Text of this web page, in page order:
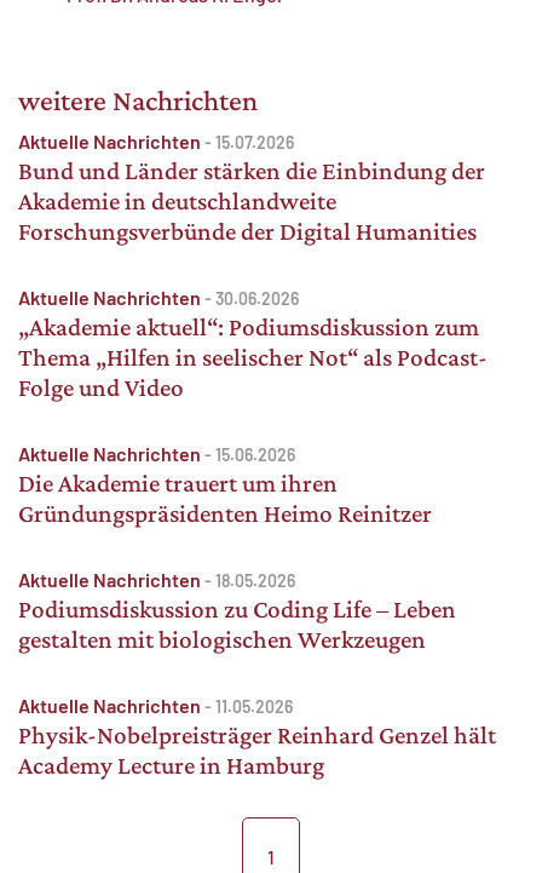
weitere Nachrichten
Aktuelle Nachrichten - 15.07.2026
Bund und Länder stärken die Einbindung der
Akademie in deutschlandweite
Forschungsverbünde der Digital Humanities
Aktuelle Nachrichten - 30.06.2026
„Akademie aktuell“: Podiumsdiskussion zum
Thema „Hilfen in seelischer Not“ als Podcast-
Folge und Video
Aktuelle Nachrichten - 15.06.2026
Die Akademie trauert um ihren
Gründungspräsidenten Heimo Reinitzer
Aktuelle Nachrichten - 18.05.2026
Podiumsdiskussion zu Coding Life – Leben
gestalten mit biologischen Werkzeugen
Aktuelle Nachrichten - 11.05.2026
Physik-Nobelpreisträger Reinhard Genzel hält
Academy Lecture in Hamburg
1